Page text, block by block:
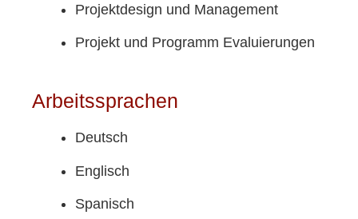
Projektdesign und Management
Projekt und Programm Evaluierungen
Arbeitssprachen
Deutsch
Englisch
Spanisch